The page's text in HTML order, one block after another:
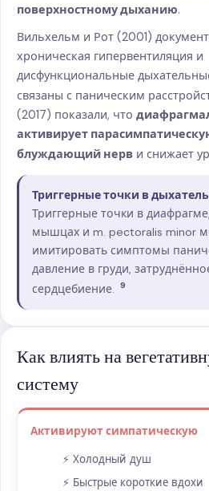
поверхностному дыханию.
Вильхельм и Рот (2001)
хроническая гипервентиляция и
дисфункциональные
связаны с паническим
(2017) показали, что
активирует
блуждающий нерв и снижает
Триггерные точки в
Триггерные точки в
мышцах и m. pectoralis minor
имитировать симптомы
давление в груди,
сердцебиение.
9
Как влиять на
систему
Активируют симпатическую
Холодный душ
Быстрые короткие вдохи